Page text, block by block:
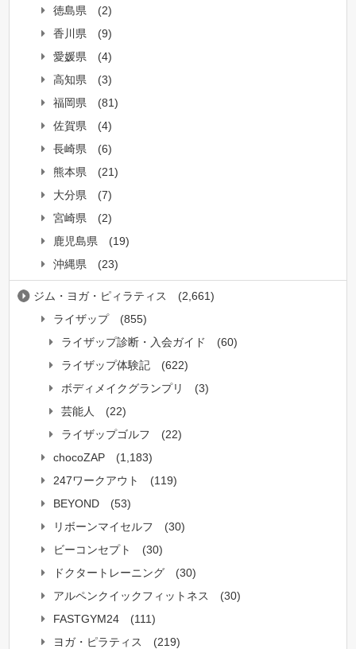
徳島県
(2)
香川県
(9)
愛媛県
(4)
高知県
(3)
福岡県
(81)
佐賀県
(4)
長崎県
(6)
熊本県
(21)
大分県
(7)
宮崎県
(2)
鹿児島県
(19)
沖縄県
(23)
ジム・ヨガ・ピィラティス
(2,661)
ライザップ
(855)
ライザップ診断・入会ガイド
(60)
ライザップ体験記
(622)
ボディメイクグランプリ
(3)
芸能人
(22)
ライザップゴルフ
(22)
chocoZAP
(1,183)
247ワークアウト
(119)
BEYOND
(53)
リボーンマイセルフ
(30)
ビーコンセプト
(30)
ドクタートレーニング
(30)
アルペンクイックフィットネス
(30)
FASTGYM24
(111)
ヨガ・ピラティス
(219)